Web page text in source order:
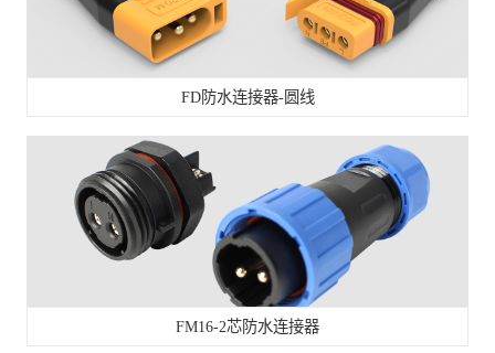
FD防水连接器-圆线
FM16-2芯防水连接器